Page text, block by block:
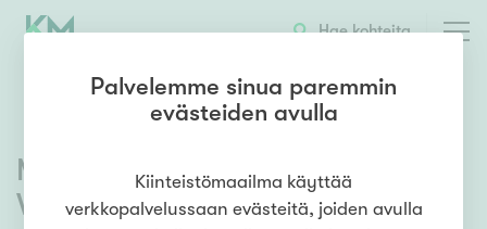
Hae kohteita
Muikkukuja 2,Könönpelto
Varkaus
Palvelemme sinua paremmin
evästeiden avulla
Kiinteistömaailma käyttää
verkkopalvelussaan evästeitä, joiden avulla